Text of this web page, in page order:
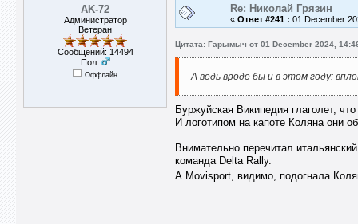
AK-72
Администратор
Ветеран
Сообщений: 14494
Пол:
Оффлайн
Re: Николай Грязин
« Ответ #241 : 01 December
Цитата: Гарымыч от 01 December 2024,
А ведь вроде бы и в этом году:
Буржуйская Википедия глаголет,
И логотипом на капоте Коляна они
Внимательно перечитал
команда Delta Rally.
А Movisport, видимо, подогнала